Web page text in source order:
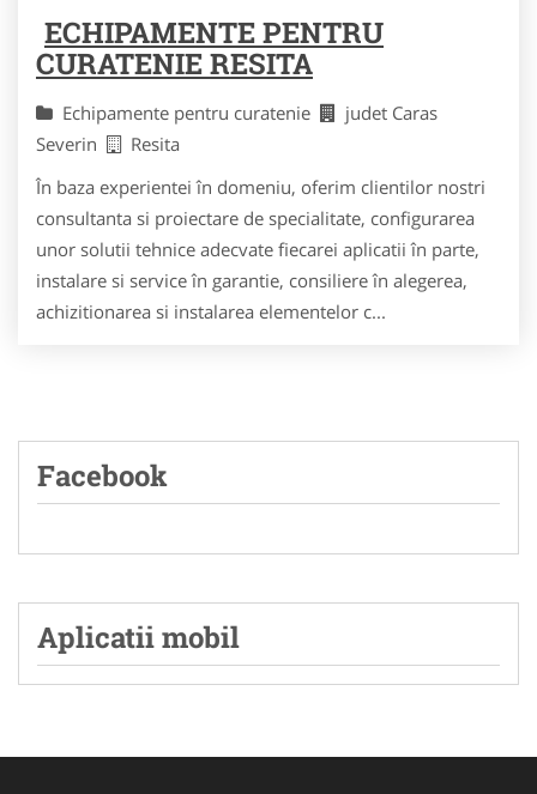
ECHIPAMENTE PENTRU
CURATENIE RESITA
Echipamente pentru curatenie
judet Caras
Severin
Resita
În baza experientei în domeniu, oferim clientilor nostri
consultanta si proiectare de specialitate, configurarea
unor solutii tehnice adecvate fiecarei aplicatii în parte,
instalare si service în garantie, consiliere în alegerea,
achizitionarea si instalarea elementelor c...
Facebook
Aplicatii mobil